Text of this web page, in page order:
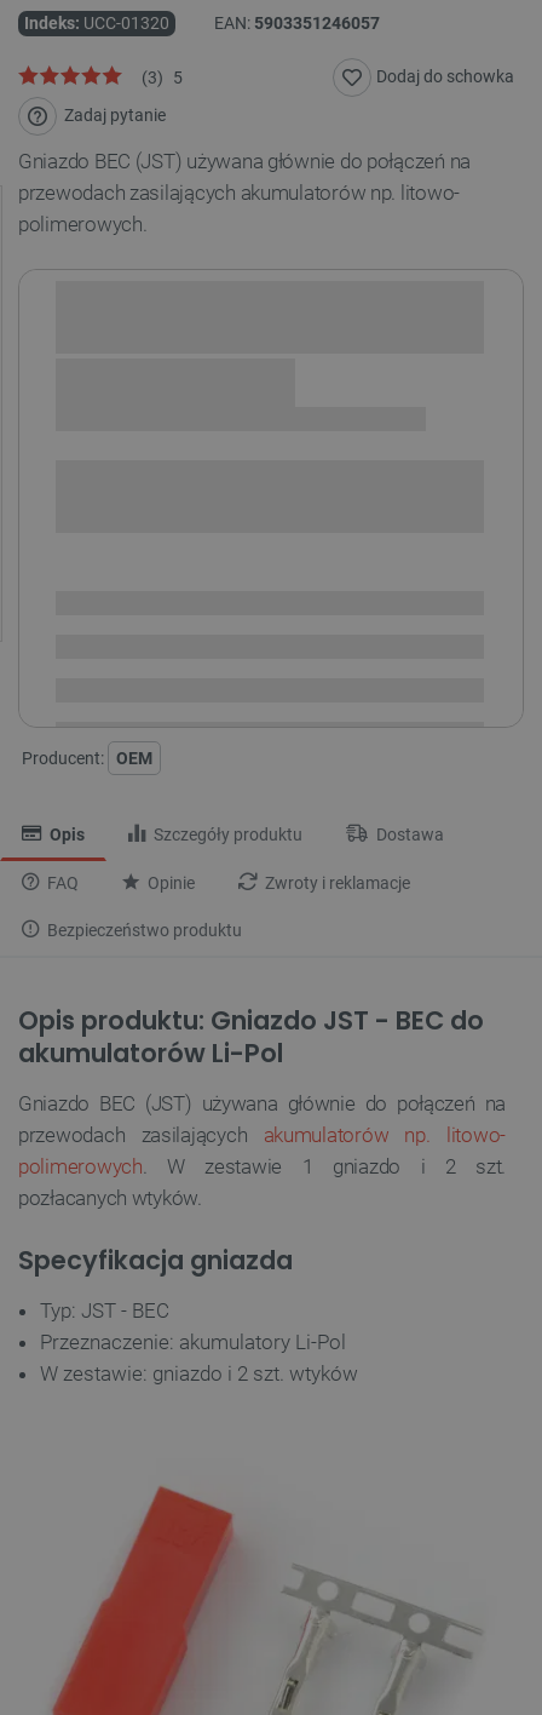
Indeks: UCC-01320 EAN: 5903351246057
5
(3)
Zadaj pytanie
Dodaj do schowka
Gniazdo BEC (JST) używana głównie do połączeń na
przewodach zasilających akumulatorów np. litowo-
polimerowych.
Producent: OEM
Opis Szczegóły produktu Dostawa
FAQ Opinie Zwroty i reklamacje
Bezpieczeństwo produktu
Opis produktu: Gniazdo JST - BEC do
akumulatorów Li-Pol
Gniazdo BEC (JST) używana głównie do połączeń na
przewodach zasilających akumulatorów np. litowo-
polimerowych. W zestawie 1 gniazdo i 2 szt.
pozłacanych wtyków.
Specyfikacja gniazda
Typ: JST - BEC
Przeznaczenie: akumulatory Li-Pol
W zestawie: gniazdo i 2 szt. wtyków